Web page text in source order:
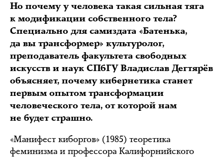
Но почему у человека такая сильная тяга
к модификации собственного тела?
Специально для самиздата «Батенька,
да вы трансформер» культуролог,
преподаватель факультета свободных
искусств и наук СПбГУ Владислав Дегтярёв
объясняет, почему кибернетика станет
первым опытом трансформации
человеческого тела, от которой нам
не будет страшно.
«Манифест киборгов» (1985) теоретика
феминизма и профессора Калифорнийского